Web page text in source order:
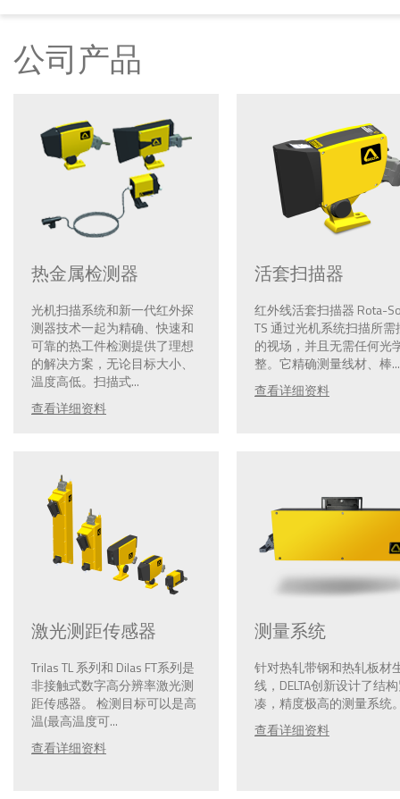
公司产品
热金属检测器
光机扫描系统和新一代红外探
测器技术一起为精确、快速和
可靠的热工件检测提供了理想
的解决方案，无论目标大小、
温度高低。扫描式...
查看详细资料
活套扫描器
红外线活套扫描器 Rota-
TS 通过光机系统扫描所需
的视场，并且无需任何光
整。它精确测量线材、棒...
查看详细资料
激光测距传感器
Trilas TL 系列和 Dilas FT系列是
非接触式数字高分辨率激光测
距传感器。 检测目标可以是高
温(最高温度可...
查看详细资料
测量系统
针对热轧带钢和热轧板材
线，DELTA创新设计了结
凑，精度极高的测量系统
查看详细资料